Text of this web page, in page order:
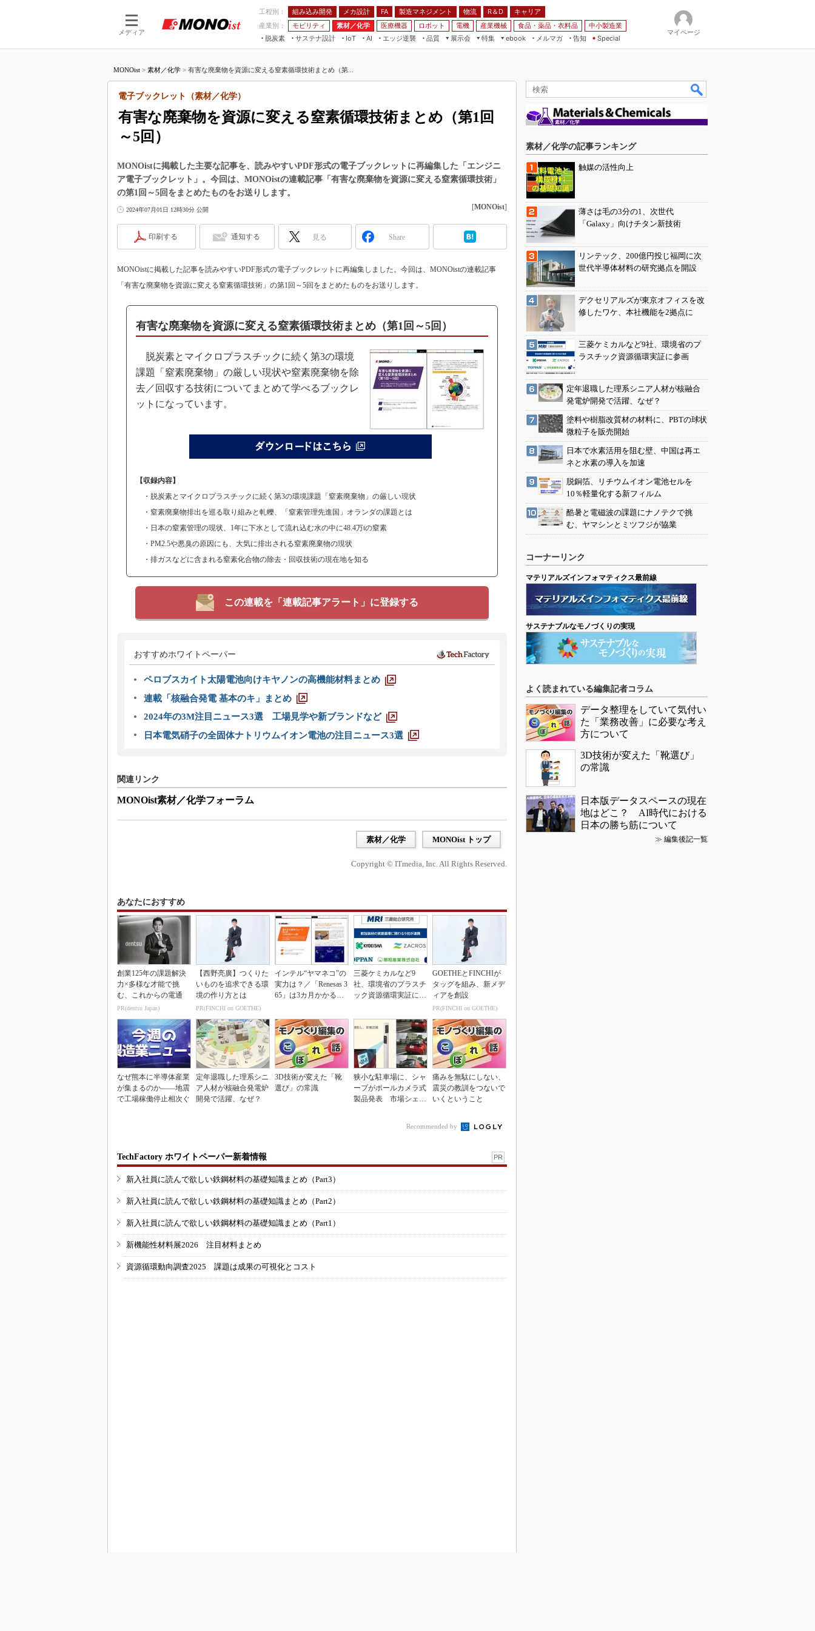
メディア
工程別： 組み込み開発 メカ設計 FA 製造マネジメント 物流 R＆D
キャリア
産業別：
モビリティ 素材／化学 医療機器 ロボット 電機 産業機械 食品・薬品・衣料品
中小製造業
脱炭素
サステナ設計
IoT
つながる工場
つながるサービス
AI
AI×設備保全
エッジ逆襲 品質
展示会
JIMTOF
IIFES
TECHNO-FRONTIER
EdgeTech+
日本ものづくりワールド
AUTOMOTIVE WORLD
産業オープンネット展
特集
VR／AR
フィールドサービス
組み込み画像技術
組み込みモデリング
ISO26262
3Dプリンタ
インダストリー4.0
イノベーション
製造業ビッグデータ
メイドインジャパン
植物工場
海外生産
新型コロナへの対応
ebook
FA
モビリティ
メルマガ
告知 Special
マイページ
MONOist > 素材／化学 > 有害な廃棄物を資源に変える窒素循環技術まとめ（第...
有害な廃棄物を資源に変える窒素循環技術まとめ（第1回
～5回）
電子ブックレット（素材／化学）
MONOistに掲載した主要な記事を、読みやすいPDF形式の電子ブックレットに再編集した「エンジニ
ア電子ブックレット」。今回は、MONOistの連載記事「有害な廃棄物を資源に変える窒素循環技術」
の第1回～5回をまとめたものをお送りします。
2024年07月01日 12時30分 公開 [MONOist]
印刷する 通知する 見る Share
MONOistに掲載した記事を読みやすいPDF形式の電子ブックレットに再編集しました。今回は、MONOistの連載記事
「有害な廃棄物を資源に変える窒素循環技術」の第1回～5回をまとめたものをお送りします。
有害な廃棄物を資源に変える窒素循環技術まとめ（第1回～5回）
脱炭素とマイクロプラスチックに続く第3の環境
課題「窒素廃棄物」の厳しい現状や窒素廃棄物を除
去／回収する技術についてまとめて学べるブックレ
ットになっています。
【収録内容】
・脱炭素とマイクロプラスチックに続く第3の環境課題「窒素廃棄物」の厳しい現状
・窒素廃棄物排出を巡る取り組みと軋轢、「窒素管理先進国」オランダの課題とは
・日本の窒素管理の現状、1年に下水として流れ込む水の中に48.4万tの窒素
・PM2.5や悪臭の原因にも、大気に排出される窒素廃棄物の現状
・排ガスなどに含まれる窒素化合物の除去・回収技術の現在地を知る
この連載を「連載記事アラート」に登録する
おすすめホワイトペーパー
ペロブスカイト太陽電池向けキヤノンの高機能材料まとめ
連載「核融合発電 基本のキ」まとめ
2024年の3M注目ニュース3選 工場見学や新ブランドなど
日本電気硝子の全固体ナトリウムイオン電池の注目ニュース3選
関連リンク
MONOist素材／化学フォーラム
素材／化学 MONOist トップ
Copyright © ITmedia, Inc. All Rights Reserved.
あなたにおすすめ
創業125年の課題解決
力×多様な才能で挑
む、これからの電通
PR(dentsu Japan)
【西野亮廣】つくりた
いものを追求できる環
境の作り方とは
PR(FINCHI on GOETHE)
インテル“ヤマネコ”の
実力は？／「Renesas 3
65」は3カ月かかる作
三菱ケミカルなど9
社、環境省のプラスチ
ック資源循環実証に参
GOETHEとFINCHIが
タッグを組み、新メデ
ィアを創設
PR(FINCHI on GOETHE)
なぜ熊本に半導体産業
が集まるのか――地震
で工場稼働停止相次ぐ
定年退職した理系シニ
ア人材が核融合発電炉
開発で活躍、なぜ？
3D技術が変えた「靴
選び」の常識
狭小な駐車場に、シャ
ープがポールカメラ式
製品発表 市場シェア
痛みを無駄にしない、
震災の教訓をつないで
いくということ
Recommended by
TechFactory ホワイトペーパー新着情報 PR
新入社員に読んで欲しい鉄鋼材料の基礎知識まとめ（Part3）
新入社員に読んで欲しい鉄鋼材料の基礎知識まとめ（Part2）
新入社員に読んで欲しい鉄鋼材料の基礎知識まとめ（Part1）
新機能性材料展2026 注目材料まとめ
資源循環動向調査2025 課題は成果の可視化とコスト
素材／化学の記事ランキング
触媒の活性向上
薄さは毛の3分の1、次世代
「Galaxy」向けチタン新技術
リンテック、200億円投じ福岡に次
世代半導体材料の研究拠点を開設
デクセリアルズが東京オフィスを改
修したワケ、本社機能を2拠点に
三菱ケミカルなど9社、環境省のプ
ラスチック資源循環実証に参画
定年退職した理系シニア人材が核融合
発電炉開発で活躍、なぜ？
塗料や樹脂改質材の材料に、PBTの球状
微粒子を販売開始
日本で水素活用を阻む壁、中国は再エ
ネと水素の導入を加速
脱銅箔、リチウムイオン電池セルを
10％軽量化する新フィルム
酷暑と電磁波の課題にナノテクで挑
む、ヤマシンとミツフジが協業
コーナーリンク
マテリアルズインフォマティクス最前線
サステナブルなモノづくりの実現
よく読まれている編集記者コラム
データ整理をしていて気付い
た「業務改善」に必要な考え
方について
3D技術が変えた「靴選び」
の常識
日本版データスペースの現在
地はどこ？ AI時代における
日本の勝ち筋について
≫ 編集後記一覧